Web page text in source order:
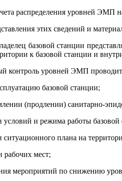
распределения уровней ЭМП
этих сведений и
базовой станции
к базовой станции и
контроль уровней ЭМП
базовой станции;
(продлении) санитарно-
и режима работы
плана на
рабочих мест;
мероприятий по снижению